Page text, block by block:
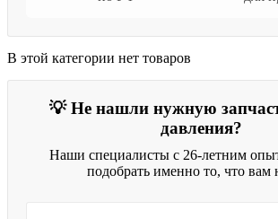
В этой категории нет товаров
💡 Не нашли нужную
давления?
Наши специалисты с 26-летним
подобрать именно то, что вам